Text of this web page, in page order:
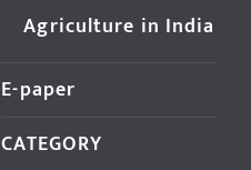
Agriculture in India
E-paper
CATEGORY